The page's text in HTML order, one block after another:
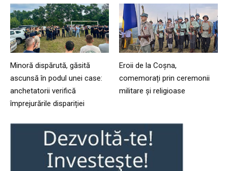
Minoră dispărută, găsită
ascunsă în podul unei case:
anchetatorii verifică
împrejurările dispariției
Eroii de la Coșna,
comemorați prin ceremonii
militare și religioase